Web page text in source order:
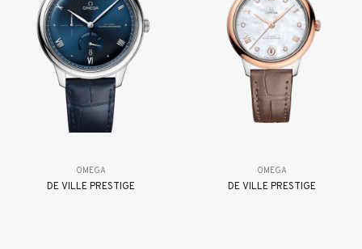
OMEGA
DE VILLE PRESTIGE
OMEGA
DE VILLE PRESTIGE